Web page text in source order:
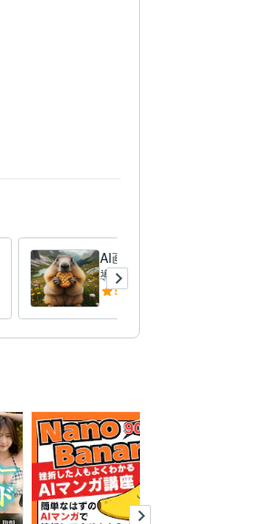
AI画像の環境構築を教えます
導入を徹底的にサポートいた
します！
5.0